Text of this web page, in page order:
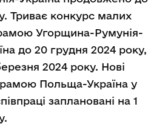
Триває конкурс малих
Угорщина-Румунія-
до 20 грудня 2024 року,
2024 року. Нові
Польща-Україна у
заплановані на 1